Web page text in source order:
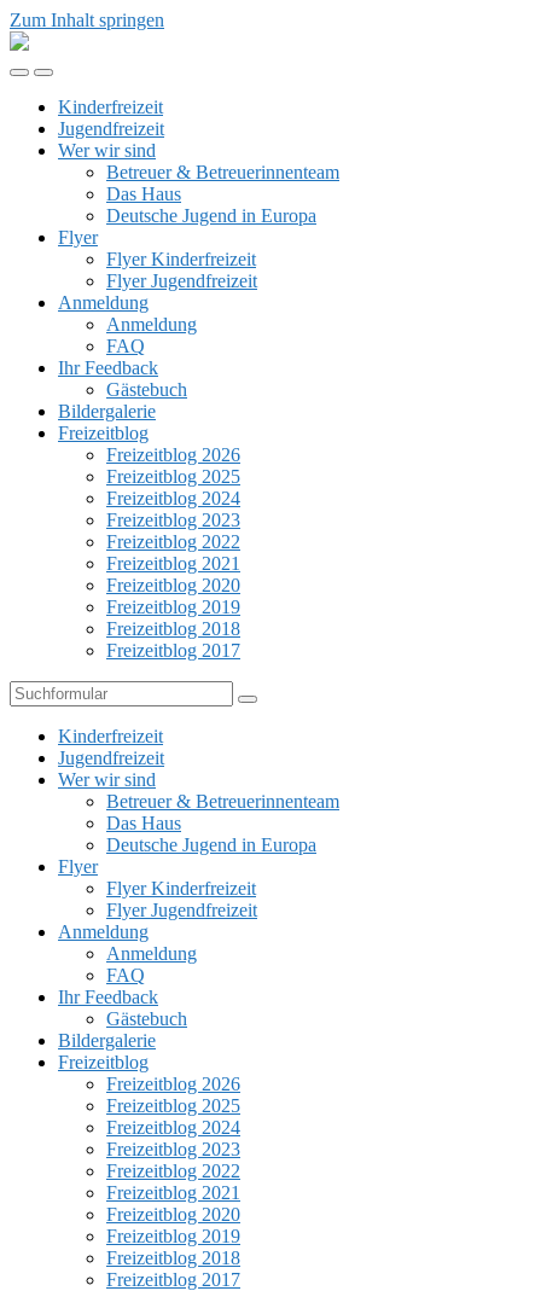
Zum Inhalt springen
Kinder-
Rhön
Mobil-
umschalten
Suchfeld
umschalten
Kinderfreizeit
Jugendfreizeit
Wer wir sind
Betreuer & Betreuerinnenteam
Das Haus
Deutsche Jugend in Europa
Flyer
Flyer Kinderfreizeit
Flyer Jugendfreizeit
Anmeldung
Anmeldung
FAQ
Ihr Feedback
Gästebuch
Bildergalerie
Freizeitblog
Freizeitblog 2026
Freizeitblog 2025
Freizeitblog 2024
Freizeitblog 2023
Freizeitblog 2022
Freizeitblog 2021
Freizeitblog 2020
Freizeitblog 2019
Freizeitblog 2018
Freizeitblog 2017
Suchen
Kinderfreizeit
Jugendfreizeit
Wer wir sind
Betreuer & Betreuerinnenteam
Das Haus
Deutsche Jugend in Europa
Flyer
Flyer Kinderfreizeit
Flyer Jugendfreizeit
Anmeldung
Anmeldung
FAQ
Ihr Feedback
Gästebuch
Bildergalerie
Freizeitblog
Freizeitblog 2026
Freizeitblog 2025
Freizeitblog 2024
Freizeitblog 2023
Freizeitblog 2022
Freizeitblog 2021
Freizeitblog 2020
Freizeitblog 2019
Freizeitblog 2018
Freizeitblog 2017